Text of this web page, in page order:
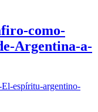
como-
Argentina-a-